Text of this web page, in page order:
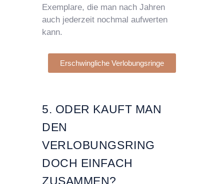
Exemplare, die man nach Jahren
auch jederzeit nochmal aufwerten
kann.
Erschwingliche Verlobungsringe
5. ODER KAUFT MAN
DEN
VERLOBUNGSRING
DOCH EINFACH
ZUSAMMEN?